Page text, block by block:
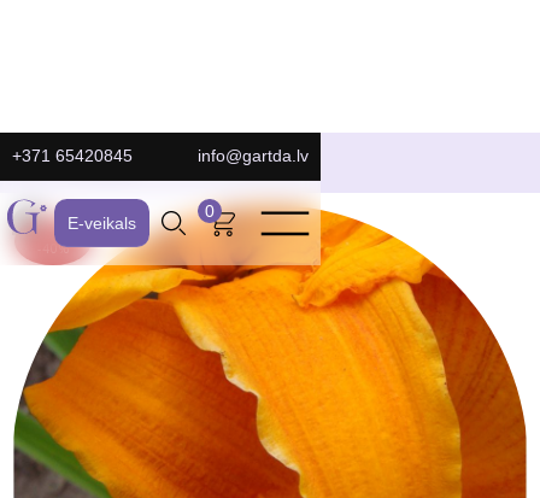
+371 65420845 info@gartda.lv
E-veikals
0
E-Veikals
ATLAIDE:
-40%